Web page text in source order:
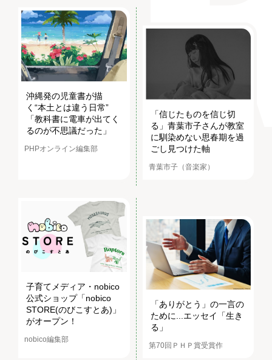
沖縄発の児童書が描
く“本土とは違う日常”
「教科書に電車が出てく
るのが不思議だった」
PHPオンライン編集部
「信じたものを信じ切
る」青葉市子さんが教室
に馴染めない思春期を過
ごし見つけた軸
青葉市子（音楽家）
子育てメディア・nobico
公式ショップ「nobico
STORE(のびこすとあ)」
がオープン！
nobico編集部
「ありがとう」の一言の
ために...エッセイ「生き
る」
第70回ＰＨＰ賞受賞作